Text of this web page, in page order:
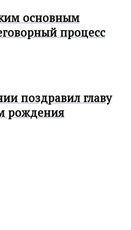
основным
процесс
поздравил главу
рождения